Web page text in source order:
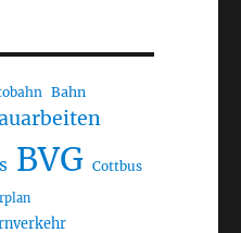
Bahn
BVG Cottbus